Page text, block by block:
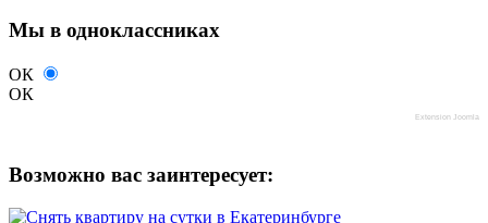
Мы в одноклассниках
ОК
ОК
Extension Joomla
Возможно вас заинтересует: